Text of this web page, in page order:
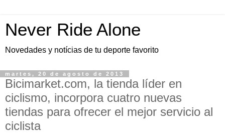
Never Ride Alone
Novedades y notícias de tu deporte favorito
martes, 20 de agosto de 2013
Bicimarket.com, la tienda líder en
ciclismo, incorpora cuatro nuevas
tiendas para ofrecer el mejor servicio al
ciclista